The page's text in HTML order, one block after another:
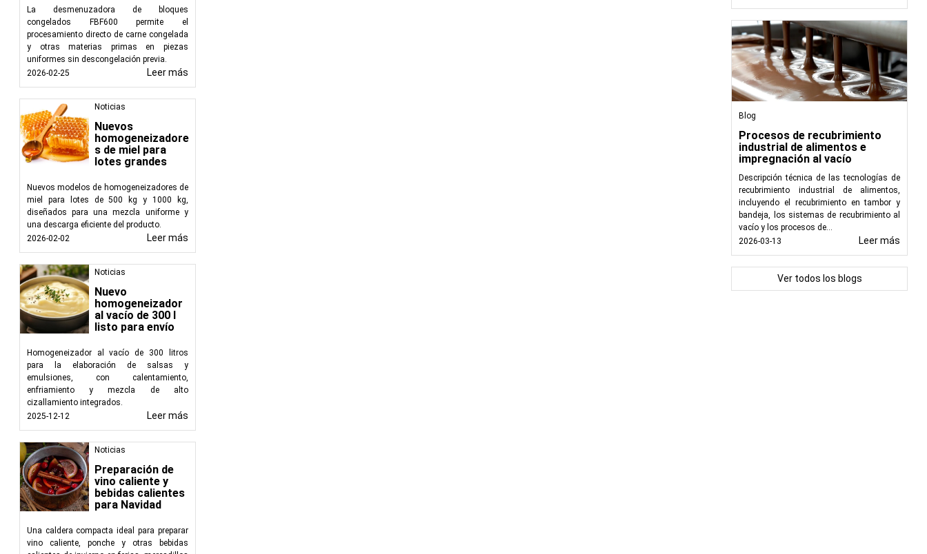
La desmenuzadora de bloques
congelados FBF600 permite el
procesamiento directo de carne congelada
y otras materias primas en piezas
uniformes sin descongelación previa.
2026-02-25
Leer más
Noticias
Nuevos
homogeneizadore
s de miel para
lotes grandes
Nuevos modelos de homogeneizadores de
miel para lotes de 500 kg y 1000 kg,
diseñados para una mezcla uniforme y
una descarga eficiente del producto.
2026-02-02
Leer más
Noticias
Nuevo
homogeneizador
al vacío de 300 l
listo para envío
Homogeneizador al vacío de 300 litros
para la elaboración de salsas y
emulsiones, con calentamiento,
enfriamiento y mezcla de alto
cizallamiento integrados.
2025-12-12
Leer más
Noticias
Preparación de
vino caliente y
bebidas calientes
para Navidad
Una caldera compacta ideal para preparar
vino caliente, ponche y otras bebidas
Blog
Procesos de recubrimiento
industrial de alimentos e
impregnación al vacío
Descripción técnica de las tecnologías de
recubrimiento industrial de alimentos,
incluyendo el recubrimiento en tambor y
bandeja, los sistemas de recubrimiento al
vacío y los procesos de...
2026-03-13
Leer más
Ver todos los blogs